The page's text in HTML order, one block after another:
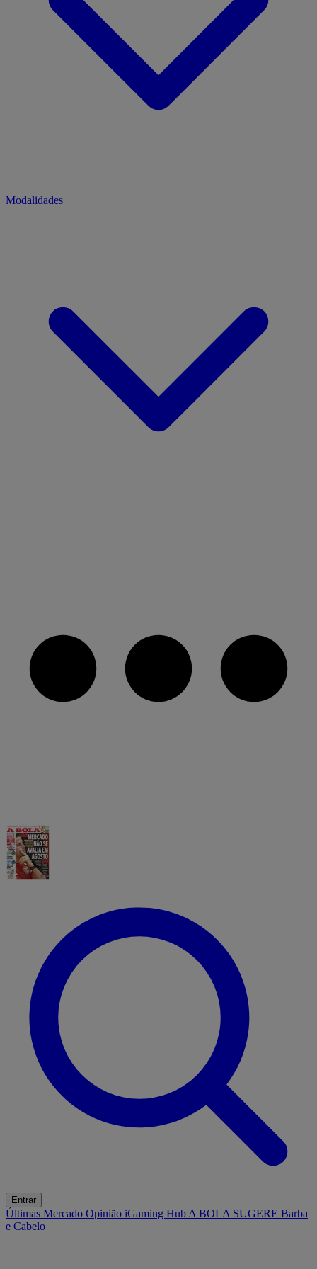
Modalidades
Entrar
Últimas Mercado Opinião iGaming Hub A BOLA SUGERE Barba
e Cabelo